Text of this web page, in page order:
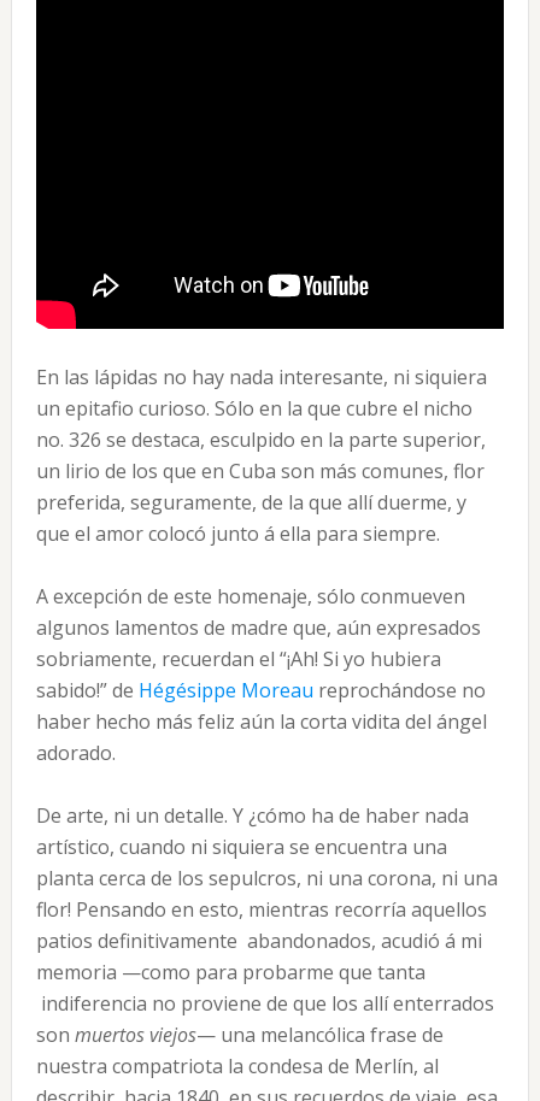
En las lápidas no hay nada interesante, ni siquiera
un epitafio curioso. Sólo en la que cubre el nicho
no. 326 se destaca, esculpido en la parte superior,
un lirio de los que en Cuba son más comunes, flor
preferida, seguramente, de la que allí duerme, y
que el amor colocó junto á ella para siempre.
A excepción de este homenaje, sólo conmueven
algunos lamentos de madre que, aún expresados
sobriamente, recuerdan el “¡Ah! Si yo hubiera
sabido!” de Hégésippe Moreau reprochándose no
haber hecho más feliz aún la corta vidita del ángel
adorado.
De arte, ni un detalle. Y ¿cómo ha de haber nada
artístico, cuando ni siquiera se encuentra una
planta cerca de los sepulcros, ni una corona, ni una
flor! Pensando en esto, mientras recorría aquellos
patios definitivamente abandonados, acudió á mi
memoria —como para probarme que tanta
indiferencia no proviene de que los allí enterrados
son muertos viejos— una melancólica frase de
nuestra compatriota la condesa de Merlín, al